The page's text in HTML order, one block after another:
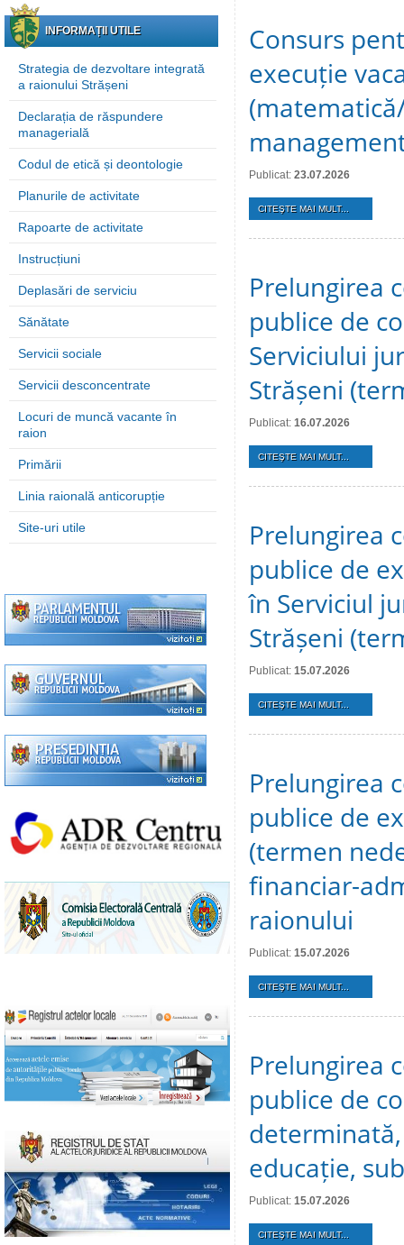
INFORMAȚII UTILE
Strategia de dezvoltare integrată
a raionului Strășeni
Declarația de răspundere
managerială
Codul de etică și deontologie
Planurile de activitate
Rapoarte de activitate
Instrucțiuni
Deplasări de serviciu
Sănătate
Servicii sociale
Servicii desconcentrate
Locuri de muncă vacante în
raion
Primării
Linia raională anticorupție
Site-uri utile
Consurs
execuție
Publicat: 23.07.2026
CITEŞTE MAI MULT...
Prelungirea
publice de
Serviciului
Strășeni
Publicat: 16.07.2026
CITEŞTE MAI MULT...
Prelungirea
publice de
în Serviciul
Strășeni
Publicat: 15.07.2026
CITEŞTE MAI MULT...
Prelungirea
publice de
(termen
financiar-
raionului
Publicat: 15.07.2026
CITEŞTE MAI MULT...
Prelungirea
publice de
educație,
Publicat: 15.07.2026
CITEŞTE MAI MULT...